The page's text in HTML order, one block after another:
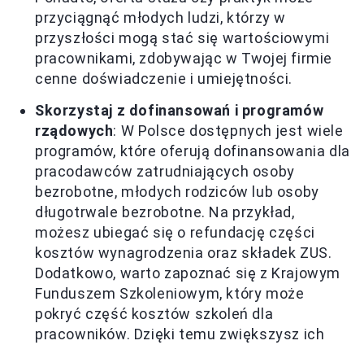
przyciągnąć młodych ludzi, którzy w
przyszłości mogą stać się wartościowymi
pracownikami, zdobywając w Twojej firmie
cenne doświadczenie i umiejętności.
Skorzystaj z dofinansowań i programów
rządowych: W Polsce dostępnych jest wiele
programów, które oferują dofinansowania dla
pracodawców zatrudniających osoby
bezrobotne, młodych rodziców lub osoby
długotrwale bezrobotne. Na przykład,
możesz ubiegać się o refundację części
kosztów wynagrodzenia oraz składek ZUS.
Dodatkowo, warto zapoznać się z Krajowym
Funduszem Szkoleniowym, który może
pokryć część kosztów szkoleń dla
pracowników. Dzięki temu zwiększysz ich